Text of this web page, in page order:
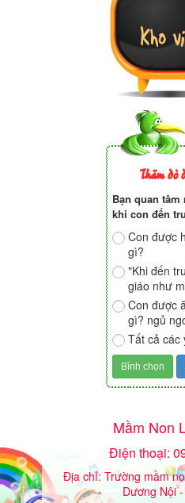
Thăm dò
Bạn quan
khi con đến
Con được
gì?
"Khi đến
giáo như
Con được
gì? ngủ
Tất cả các
Mầm Non
Điện thoại:
Địa chỉ: Trường mầm
Dương Nội